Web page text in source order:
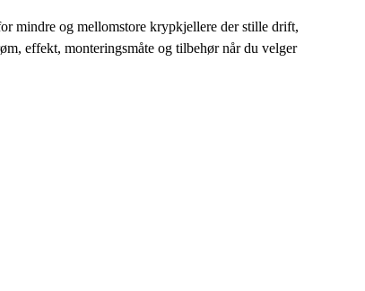
mindre og mellomstore krypkjellere der stille drift,
effekt, monteringsmåte og tilbehør når du velger